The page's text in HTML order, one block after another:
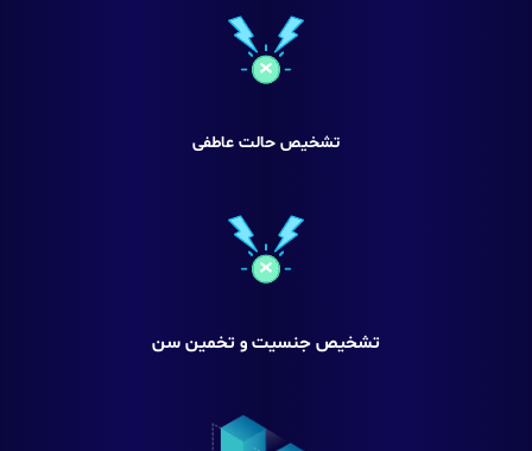
تشخیص حالت عاطفی
تشخیص جنسیت و تخمین سن